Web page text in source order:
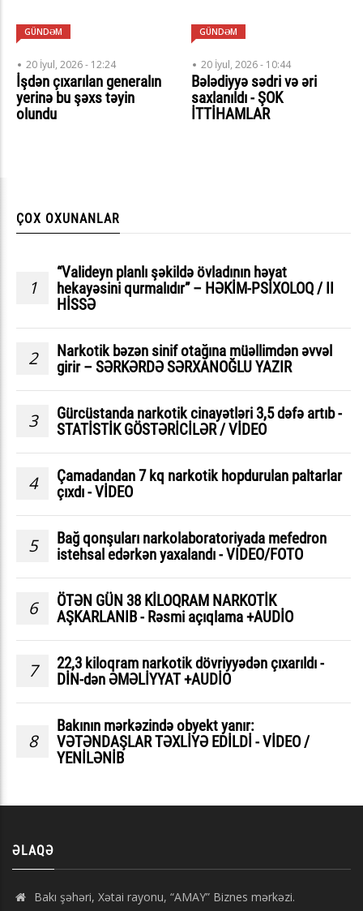
GÜNDƏM
20 İyul, 2026 - 12:24
İşdən çıxarılan generalın
yerinə bu şəxs təyin
olundu
GÜNDƏM
20 İyul, 2026 - 10:44
Bələdiyyə sədri və əri
saxlanıldı - ŞOK
İTTİHAMLAR
ÇOX OXUNANLAR
1
“Valideyn planlı şəkildə övladının həyat
hekayəsini qurmalıdır” – HƏKİM-PSİXOLOQ / II
HİSSƏ
2
Narkotik bəzən sinif otağına müəllimdən əvvəl
girir – SƏRKƏRDƏ SƏRXANOĞLU YAZIR
3
Gürcüstanda narkotik cinayətləri 3,5 dəfə artıb -
STATİSTİK GÖSTƏRİCİLƏR / VİDEO
4
Çamadandan 7 kq narkotik hopdurulan paltarlar
çıxdı - VİDEO
5
Bağ qonşuları narkolaboratoriyada mefedron
istehsal edərkən yaxalandı - VIDEO/FOTO
6
ÖTƏN GÜN 38 KİLOQRAM NARKOTİK
AŞKARLANIB - Rəsmi açıqlama +AUDİO
7
22,3 kiloqram narkotik dövriyyədən çıxarıldı -
DİN-dən ƏMƏLİYYAT +AUDİO
8
Bakının mərkəzində obyekt yanır:
VƏTƏNDAŞLAR TƏXLİYƏ EDİLDİ - VİDEO /
YENİLƏNİB
ƏLAQƏ
Bakı şəhəri, Xətai rayonu, “AMAY” Biznes mərkəzi.